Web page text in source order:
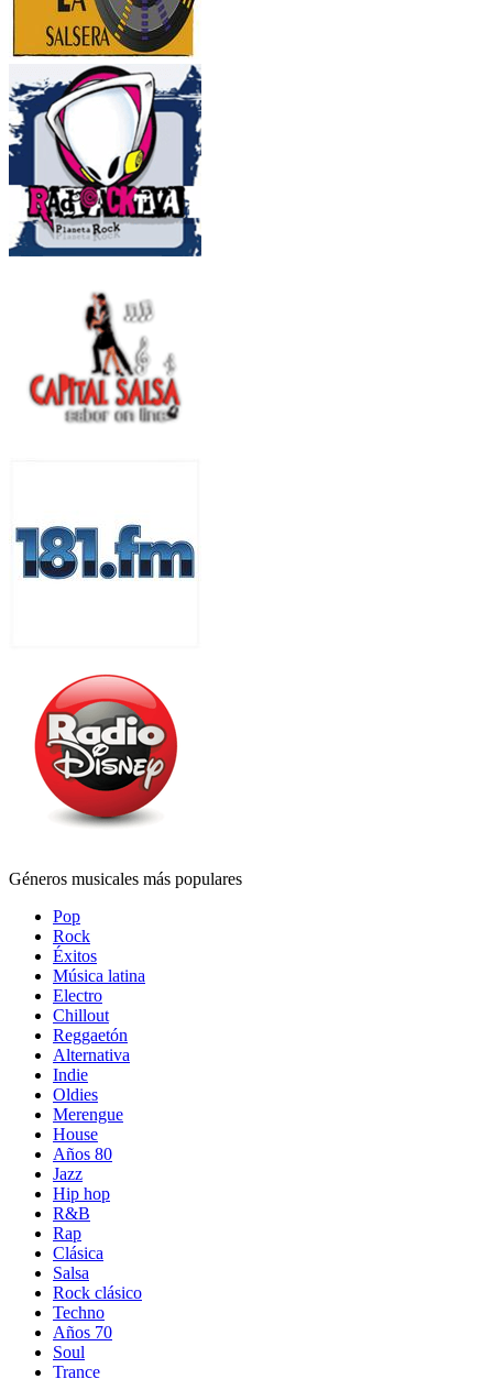
Géneros musicales más populares
Pop
Rock
Éxitos
Música latina
Electro
Chillout
Reggaetón
Alternativa
Indie
Oldies
Merengue
House
Años 80
Jazz
Hip hop
R&B
Rap
Clásica
Salsa
Rock clásico
Techno
Años 70
Soul
Trance